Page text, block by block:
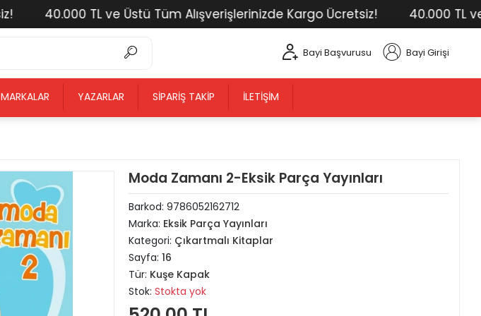
40.000 TL ve Üstü Tüm Alışverişlerinizde Kargo Ücretsiz! 40.000 TL ve
Bayi Başvurusu Bayi Girişi
MARKALAR YAZARLAR SIPARIŞ TAKIP İLETIŞIM
Moda Zamanı 2-Eksik Parça Yayınları
Barkod: 9786052162712
Marka: Eksik Parça Yayınları
Kategori: Çıkartmalı Kitaplar
Sayfa: 16
Tür: Kuşe Kapak
Stok: Stokta yok